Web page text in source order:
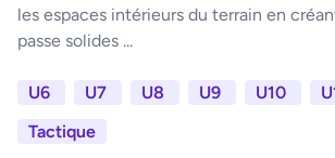
les espaces intérieurs du terrain en
passe solides ...
U6 U7 U8 U9 U10
Tactique